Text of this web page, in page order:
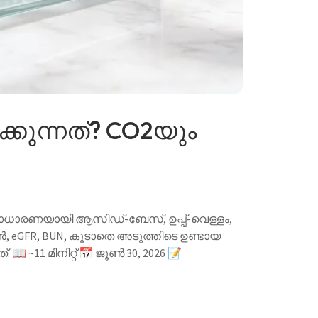
CO2യും
ആസിഡ്-ബേസ്, ഉപ്പ്-വെള്ളം,
BUN, കൂടാതെ അടുത്തിടെ ഉണ്ടായ
മിനിറ്റ് 📅 ജൂൺ 30, 2026 📝